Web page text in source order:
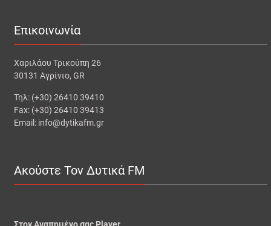
Επικοινωνία
Χαριλάου Τρικούπη 26
30131 Αγρίνιο, GR
Τηλ: (+30) 26410 39410
Fax: (+30) 26410 39413
Email: info@dytikafm.gr
Ακούστε Τον Δυτικά FM
Στον Αγαπημένο σας Player